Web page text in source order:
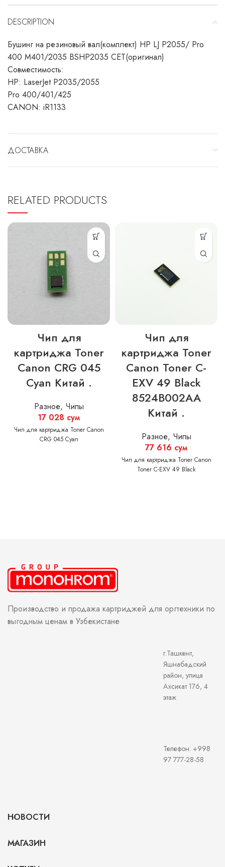
DESCRIPTION
Бушинг на резиновый вал(комплект) HP LJ P2055/ Pro
400 M401/2035 BSHP2035 CET(оригинал)
Совместимость:
HP: LaserJet P2035/2055
Pro 400/401/425
CANON: iR1133
ДОСТАВКА
RELATED PRODUCTS
Чип для
картриджа Toner
Canon CRG 045
Cyan Китай .
Разное, Чипы
17 028 сум
Чип для картриджа Toner Canon
CRG 045 Cyan
Чип для
картриджа Toner
Canon Toner C-
EXV 49 Black
8524B002AA
Китай .
Разное, Чипы
77 616 сум
Чип для картриджа Toner Canon
Toner C-EXV 49 Black
Производство и продажа картриджей для оргтехники по
выгодным ценам в Узбекистане
г.Ташкент,
Яшнабадский
район, улица
Ахсикат 176, 4
этаж
Телефон: +998
97 777-28-58
НОВОСТИ
МАГАЗИН